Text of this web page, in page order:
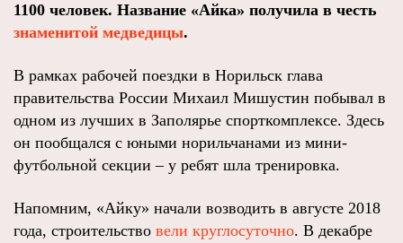
1100 человек. Название «Айка» получила в честь
знаменитой медведицы.
В рамках рабочей поездки в Норильск глава
правительства России Михаил Мишустин побывал в
одном из лучших в Заполярье спорткомплексе. Здесь
он пообщался с юными норильчанами из мини-
футбольной секции – у ребят шла тренировка.
Напомним, «Айку» начали возводить в августе 2018
года, строительство вели круглосуточно. В декабре